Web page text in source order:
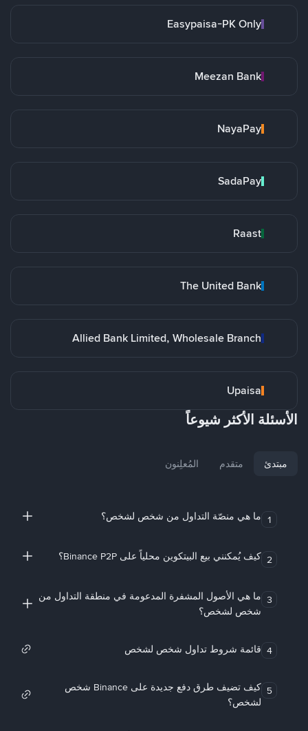
Easypaisa-PK Only
Meezan Bank
NayaPay
SadaPay
Raast
The United Bank
Allied Bank Limited, Wholesale Branch
Upaisa
الأسئلة الأكثر شيوعاً
مبتدئ متقدم المُعلِنون
1 ما هي منصّة التداول من شخص لشخص؟
2 كيف يُمكنني بيع البيتكوين محلياً على Binance P2P؟
3 ما هي الأصول المشفرة المدعومة في منطقة التداول من
شخص لشخص؟
4 قائمة شروط تداول شخص لشخص
5
كيف تضيف طرق دفع جديدة على Binance شخص
لشخص؟